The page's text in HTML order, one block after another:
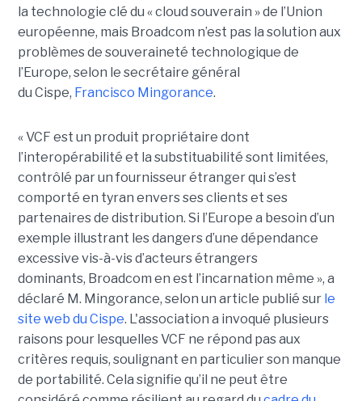
la technologie clé du « cloud souverain » de l’Union
européenne, mais Broadcom n’est pas la solution aux
problèmes de souveraineté technologique de
l’Europe, selon le secrétaire général
du Cispe, Francisco Mingorance.
« VCF est un produit propriétaire dont
l’interopérabilité et la substituabilité sont limitées,
contrôlé par un fournisseur étranger qui s’est
comporté en tyran envers ses clients et ses
partenaires de distribution. Si l’Europe a besoin d’un
exemple illustrant les dangers d’une dépendance
excessive vis-à-vis d’acteurs étrangers
dominants, Broadcom en est l’incarnation même », a
déclaré M. Mingorance, selon un article publié sur le
site web du Cispe. L'association a invoqué plusieurs
raisons pour lesquelles VCF ne répond pas aux
critères requis, soulignant en particulier son manque
de portabilité. Cela signifie qu’il ne peut être